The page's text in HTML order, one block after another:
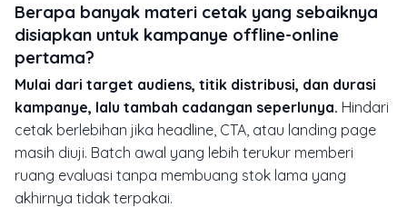
Berapa banyak materi cetak yang sebaiknya
disiapkan untuk kampanye offline-online
pertama?
Mulai dari target audiens, titik distribusi, dan durasi
kampanye, lalu tambah cadangan seperlunya. Hindari
cetak berlebihan jika headline, CTA, atau landing page
masih diuji. Batch awal yang lebih terukur memberi
ruang evaluasi tanpa membuang stok lama yang
akhirnya tidak terpakai.